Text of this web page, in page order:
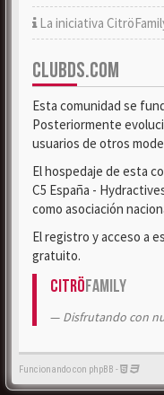
La iniciativa
CLUBDS.COM
Esta comunidad se
Posteriormente
usuarios de otros
El hospedaje de esta
C5 España -
como asociación
El registro y acceso a
gratuito.
CitröFamily
Disfrutando con
Funcionando con phpBB -